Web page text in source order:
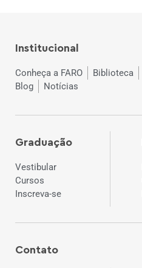
Institucional
Conheça a FARO Biblioteca
Blog
Notícias
Graduação
Vestibular
Cursos
Inscreva-se
Contato